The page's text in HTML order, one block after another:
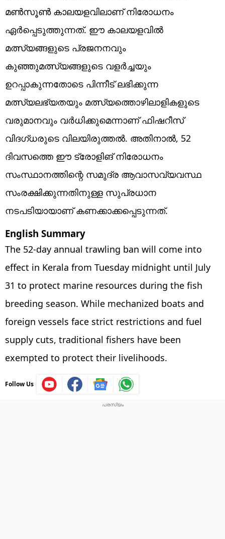
മൺസൂൺ കാലയളവിലാണ് നിരോധനം
ഏർപ്പെടുത്തുന്നത്. ഈ കാലയളവിൽ
മത്സ്യങ്ങളുടെ പ്രജനനവും
കുഞ്ഞുമത്സ്യങ്ങളുടെ വളർച്ചയും
ഉറപ്പാകുന്നതോടെ പിന്നീട് ലഭിക്കുന്ന
മത്സ്യലഭ്യതയും മത്സ്യത്തൊഴിലാളികളുടെ
വരുമാനവും വർധിക്കുമെന്നാണ് ഫിഷറീസ്
വിദഗ്ധരുടെ വിലയിരുത്തൽ. അതിനാൽ, 52
ദിവസത്തെ ഈ ട്രോളിങ് നിരോധനം
സംസ്ഥാനത്തിന്റെ സമുദ്ര ആവാസവ്യവസ്ഥ
സംരക്ഷിക്കുന്നതിനുള്ള സുപ്രധാന
നടപടിയായാണ് കണക്കാക്കപ്പെടുന്നത്.
English Summary
The 52-day annual trawling ban will come into
effect in Kerala from Tuesday midnight until July
31 to protect marine resources during the fish
breeding season. While mechanized boats and
foreign vessels face strict restrictions and fuel
supply cuts, traditional fishers have been
exempted to protect their livelihoods.
Follow Us